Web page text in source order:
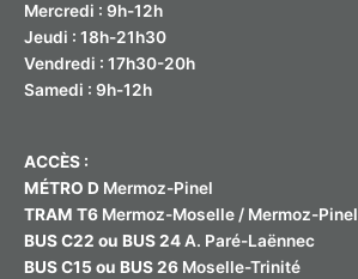
Mercredi : 9h-12h
Jeudi : 18h-21h30
Vendredi : 17h30-20h
Samedi : 9h-12h
ACCÈS :
MÉTRO D Mermoz-Pinel
TRAM T6 Mermoz-Moselle / Mermoz-Pinel
BUS C22 ou BUS 24A. Paré-Laënnec
BUS C15 ou BUS 26 Moselle-Trinité